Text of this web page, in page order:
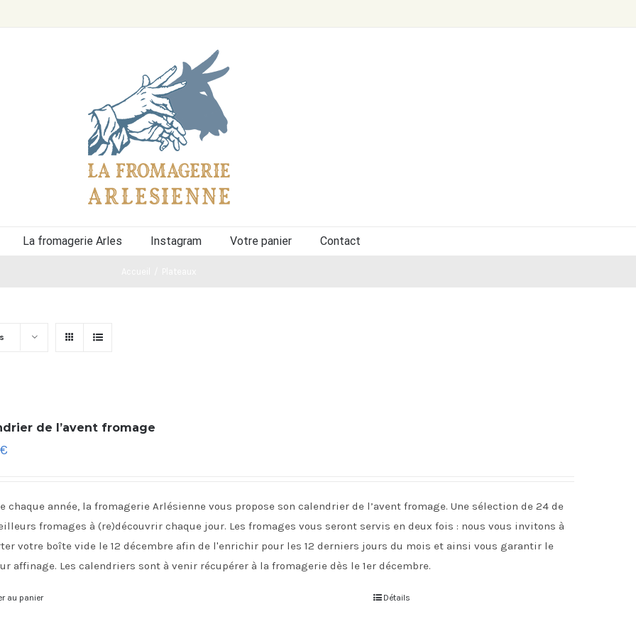
La fromagerie Arles Instagram Votre panier Contact
de l’avent fromage
€
chaque année, la fromagerie Arlésienne vous propose son calendrier de l’avent fromage. Une sélection de 24 de
fromages à (re)découvrir chaque jour. Les fromages vous seront servis en deux fois : nous vous invitons à
votre boîte vide le 12 décembre afin de l'enrichir pour les 12 derniers jours du mois et ainsi vous garantir le
affinage. Les calendriers sont à venir récupérer à la fromagerie dès le 1er décembre.
au panier Détails